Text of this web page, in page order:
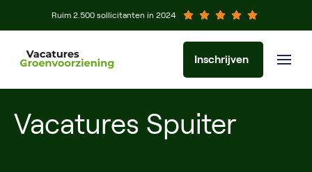
Ruim 2.500 sollicitanten in 2024
Inschrijven
Vacatures Spuiter